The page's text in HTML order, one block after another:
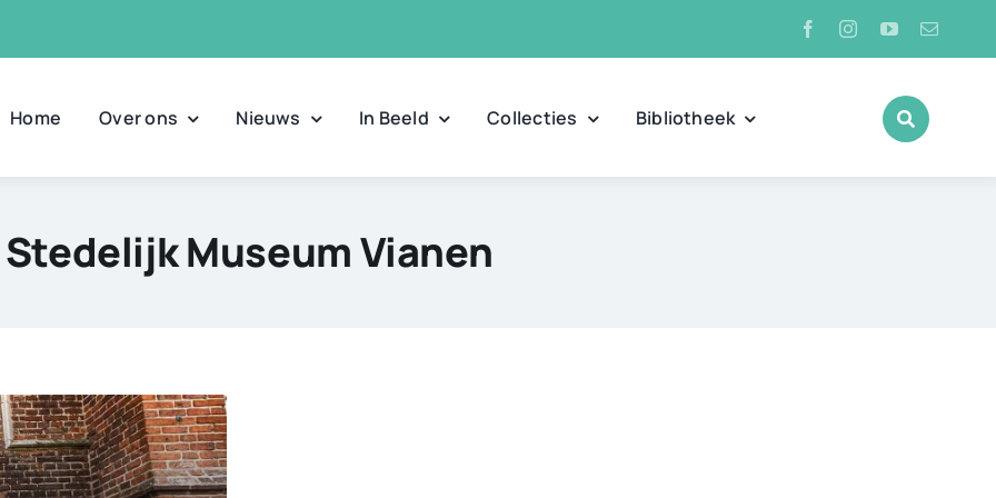
Home Over ons Nieuws In Beeld Collecties Bibliotheek
Stedelijk Museum Vianen